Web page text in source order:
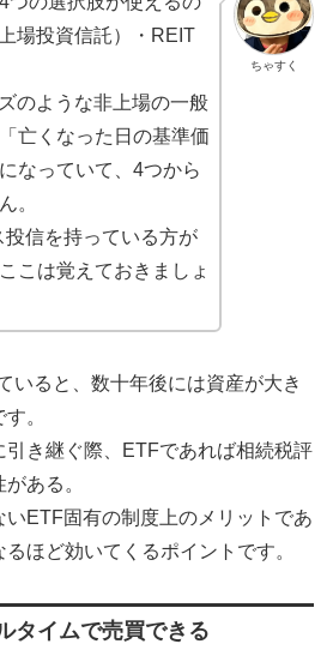
ちゃすく
場投資信託）・REIT
のような非上場の一般
亡くなった日の基準価
なっていて、4つから
。
信を持っている方が
こは覚えておきましょ
いると、数十年後には資産が大き
。
引き継ぐ際、ETFであれば相続税評
ある。
いETF固有の制度上のメリットであ
ほど効いてくるポイントです。
タイムで売買できる